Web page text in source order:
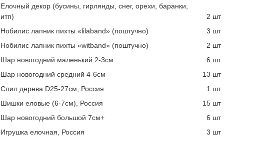
Елочный декор (бусины, гирлянды, снег, орехи, баранки,
итп)
2 шт
Нобилис лапник пихты «lilaband» (поштучно)
3 шт
Нобилис лапник пихты «witband» (поштучно)
2 шт
Шар новогодний маленький 2-3см
6 шт
Шар новогодний средний 4-6см
13 шт
Спил дерева D25-27см, Россия
1 шт
Шишки еловые (6-7см), Россия
15 шт
Шар новогодний большой 7см+
6 шт
Игрушка елочная, Россия
3 шт